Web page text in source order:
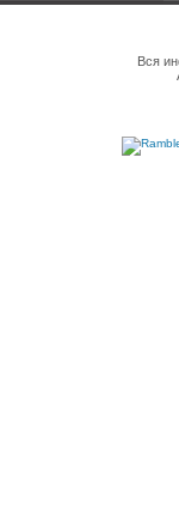
Вся